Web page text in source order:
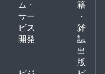
ム・
サー
ビス
開発
籍
・
雑
誌
出
版